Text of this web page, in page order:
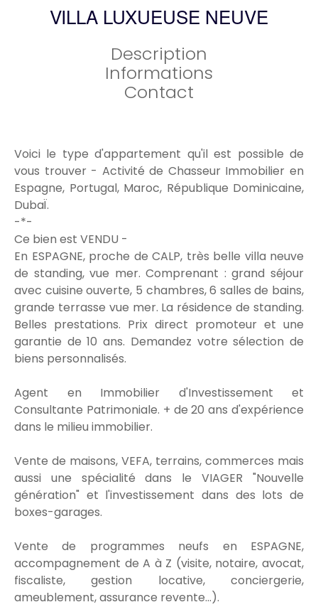
VILLA LUXUEUSE NEUVE
Description
Informations
Contact
Voici le type d'appartement qu'il est possible de
vous trouver - Activité de Chasseur Immobilier en
Espagne, Portugal, Maroc, République Dominicaine,
DubaÏ.
-*-
Ce bien est VENDU -
En ESPAGNE, proche de CALP, très belle villa neuve
de standing, vue mer. Comprenant : grand séjour
avec cuisine ouverte, 5 chambres, 6 salles de bains,
grande terrasse vue mer. La résidence de standing.
Belles prestations. Prix direct promoteur et une
garantie de 10 ans. Demandez votre sélection de
biens personnalisés.
Agent en Immobilier d'Investissement et
Consultante Patrimoniale. + de 20 ans d'expérience
dans le milieu immobilier.
Vente de maisons, VEFA, terrains, commerces mais
aussi une spécialité dans le VIAGER "Nouvelle
génération" et l'investissement dans des lots de
boxes-garages.
Vente de programmes neufs en ESPAGNE,
accompagnement de A à Z (visite, notaire, avocat,
fiscaliste, gestion locative, conciergerie,
ameublement, assurance revente...).